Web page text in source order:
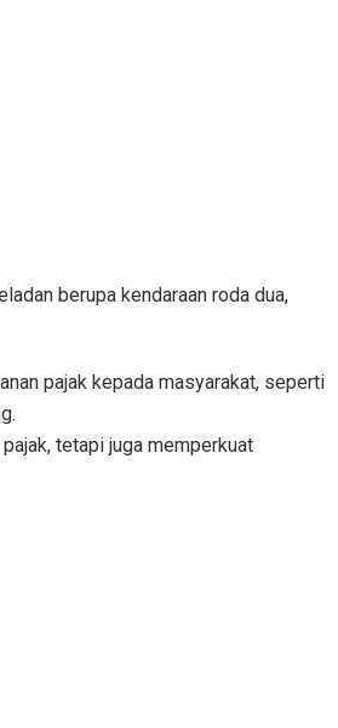
berupa kendaraan roda dua,
pajak kepada masyarakat, seperti
tetapi juga memperkuat